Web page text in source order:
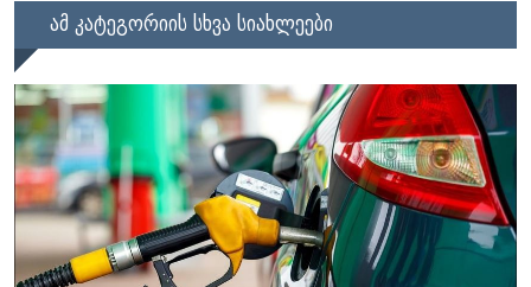
ამ კატეგორიის სხვა სიახლეები